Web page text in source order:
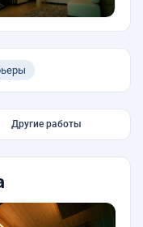
Другие работы